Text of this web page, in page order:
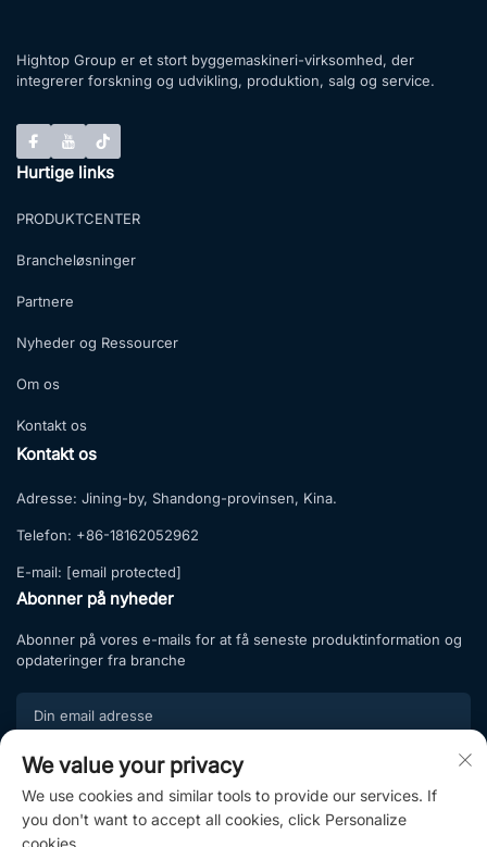
Hightop Group er et stort byggemaskineri-virksomhed, der
integrerer forskning og udvikling, produktion, salg og service.
Hurtige links
PRODUKTCENTER
Brancheløsninger
Partnere
Nyheder og Ressourcer
Om os
Kontakt os
Kontakt os
Adresse: Jining-by, Shandong-provinsen, Kina.
Telefon: +86-18162052962
E-mail: [email protected]
Abonner på nyheder
Abonner på vores e-mails for at få seneste produktinformation og
opdateringer fra branche
Tilmeld
Tilmeld dig vores abonnementsliste og nyd eksklusive tilbud samt
professionel rådgivning.
We value your privacy
We use cookies and similar tools to provide our services. If
you don't want to accept all cookies, click Personalize
cookies.